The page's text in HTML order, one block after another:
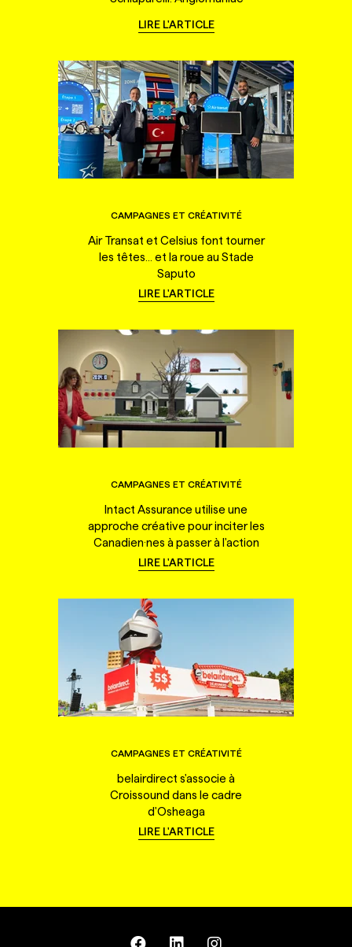
LIRE L'ARTICLE
CAMPAGNES ET CRÉATIVITÉ
Air Transat et Celsius font tourner
les têtes... et la roue au Stade
Saputo
LIRE L'ARTICLE
CAMPAGNES ET CRÉATIVITÉ
Intact Assurance utilise une
approche créative pour inciter les
Canadien·nes à passer à l'action
LIRE L'ARTICLE
CAMPAGNES ET CRÉATIVITÉ
belairdirect s'associe à
Croissound dans le cadre
d'Osheaga
LIRE L'ARTICLE